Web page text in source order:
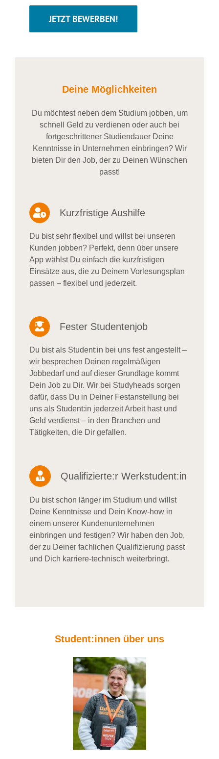
JETZT BEWERBEN!
Deine Möglichkeiten
Du möchtest neben dem Studium jobben, um
schnell Geld zu verdienen oder auch bei
fortgeschrittener Studiendauer Deine
Kenntnisse in Unternehmen einbringen? Wir
bieten Dir den Job, der zu Deinen Wünschen
passt!
Kurzfristige Aushilfe
Du bist sehr flexibel und willst bei unseren
Kunden jobben? Perfekt, denn über unsere
App wählst Du einfach die kurzfristigen
Einsätze aus, die zu Deinem Vorlesungsplan
passen – flexibel und jederzeit.
Fester Studentenjob
Du bist als Student:in bei uns fest angestellt –
wir besprechen Deinen regelmäßigen
Jobbedarf und auf dieser Grundlage kommt
Dein Job zu Dir. Wir bei Studyheads sorgen
dafür, dass Du in Deiner Festanstellung bei
uns als Student:in jederzeit Arbeit hast und
Geld verdienst – in den Branchen und
Tätigkeiten, die Dir gefallen.
Qualifizierte:r Werkstudent:in
Du bist schon länger im Studium und willst
Deine Kenntnisse und Dein Know-how in
einem unserer Kundenunternehmen
einbringen und festigen? Wir haben den Job,
der zu Deiner fachlichen Qualifizierung passt
und Dich karriere-technisch weiterbringt.
Student:innen über uns